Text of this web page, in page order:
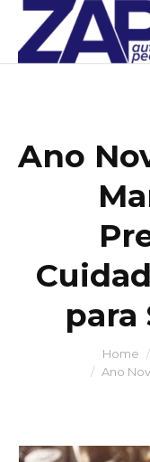
Ano
para
You are here:Home
Ano